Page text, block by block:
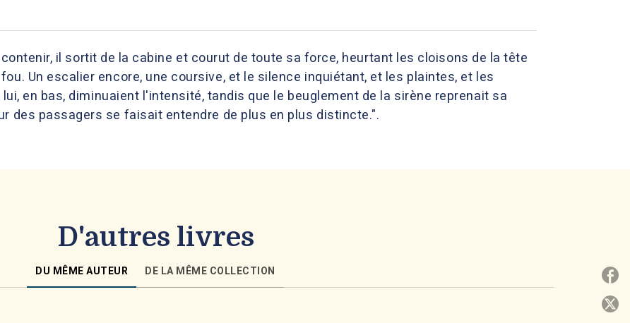
il sortit de la cabine et courut de toute sa force, heurtant les cloisons de la tête
Un escalier encore, une coursive, et le silence inquiétant, et les plaintes, et les
en bas, diminuaient l'intensité, tandis que le beuglement de la sirène reprenait sa
des passagers se faisait entendre de plus en plus distincte.".
D'autres livres
DU MÊME AUTEUR DE LA MÊME COLLECTION